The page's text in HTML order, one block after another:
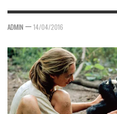
ADMIN — 14/04/2016